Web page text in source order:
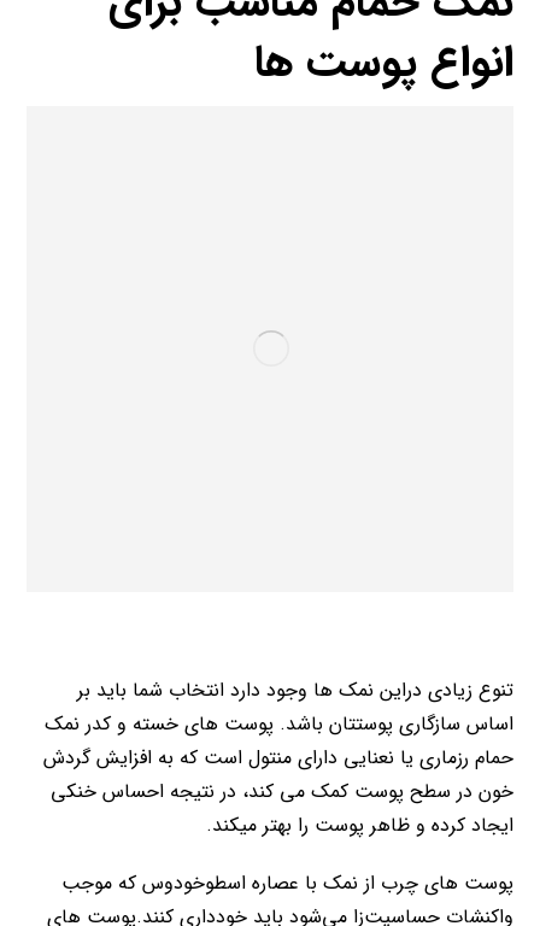
انواع پوست ها
تنوع زیادی دراین نمک ها وجود دارد انتخاب شما باید بر
اساس سازگاری پوستتان باشد. پوست های خسته و کدر نمک
حمام رزماری یا نعنایی دارای منتول است که به افزایش گردش
خون در سطح پوست کمک می کند، در نتیجه احساس خنکی
ایجاد کرده و ظاهر پوست را بهتر میکند.
پوست های چرب از نمک با عصاره اسطوخودوس که موجب
واکنشات حساسیت‌زا می‌شود باید خودداری کنند.پوست های